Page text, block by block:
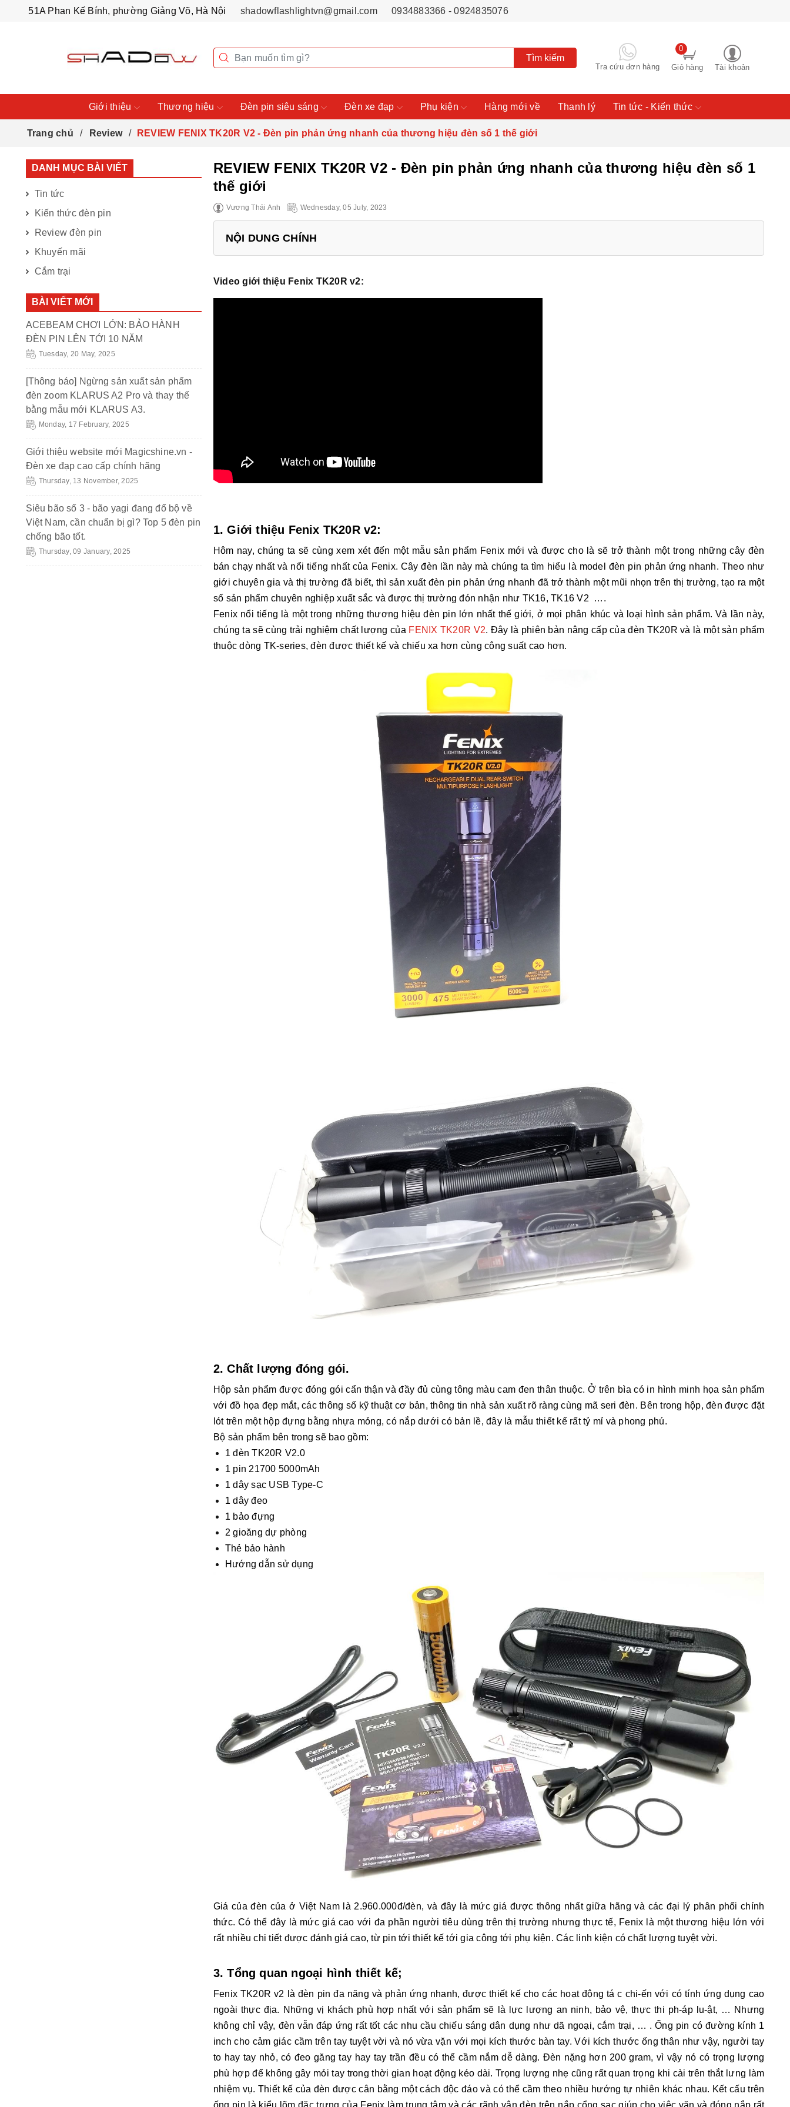
51A Phan Kế Bính, phường Giảng Võ, Hà Nội shadowflashlightvn@gmail.com 0934883366 - 0924835076
Tìm kiếm
Tài khoản
0
Giỏ hàng
Tra cứu đơn hàng
Giới thiệu Thương hiệu Đèn pin siêu sáng Đèn xe đạp Phụ kiện Hàng mới về Thanh lý Tin tức - Kiến thức
Trang chủ Review REVIEW FENIX TK20R V2 - Đèn pin phản ứng nhanh của thương hiệu đèn số 1 thế giới
DANH MỤC BÀI VIẾT
Tin tức
Kiến thức đèn pin
Review đèn pin
Khuyến mãi
Cắm trại
BÀI VIẾT MỚI
ACEBEAM CHƠI LỚN: BẢO HÀNH
ĐÈN PIN LÊN TỚI 10 NĂM
Tuesday, 20 May, 2025
[Thông báo] Ngừng sản xuất sản phẩm
đèn zoom KLARUS A2 Pro và thay thế
bằng mẫu mới KLARUS A3.
Monday, 17 February, 2025
Giới thiệu website mới Magicshine.vn -
Đèn xe đạp cao cấp chính hãng
Thursday, 13 November, 2025
Siêu bão số 3 - bão yagi đang đổ bộ về
Việt Nam, cần chuẩn bị gì? Top 5 đèn pin
chống bão tốt.
Thursday, 09 January, 2025
REVIEW FENIX TK20R V2 - Đèn pin phản ứng nhanh của thương hiệu đèn số 1
thế giới
Vương Thái Anh Wednesday, 05 July, 2023
NỘI DUNG CHÍNH
Video giới thiệu Fenix TK20R v2:
1. Giới thiệu Fenix TK20R v2:
Hôm nay, chúng ta sẽ cùng xem xét đến một mẫu sản phẩm Fenix ​​mới và được cho là sẽ trở thành một trong những cây đèn
bán chạy nhất và nổi tiếng nhất của Fenix. Cây đèn lần này mà chúng ta tìm hiểu là model đèn pin phản ứng nhanh. Theo như
giới chuyên gia và thị trường đã biết, thì sản xuất đèn pin phản ứng nhanh đã trở thành một mũi nhọn trên thị trường, tạo ra một
số sản phẩm chuyên nghiệp xuất sắc và được thị trường đón nhận như TK16, TK16 V2 ….
Fenix nổi tiếng là một trong những thương hiệu đèn pin lớn nhất thế giới, ở mọi phân khúc và loại hình sản phẩm. Và lần này,
chúng ta sẽ cùng trải nghiệm chất lượng của FENIX TK20R V2. Đây là phiên bản nâng cấp của đèn TK20R và là một sản phẩm
thuộc dòng TK-series, đèn được thiết kế và chiếu xa hơn cùng công suất cao hơn.
2. Chất lượng đóng gói.
Hộp sản phẩm được đóng gói cẩn thận và đầy đủ cùng tông màu cam đen thân thuộc. Ở trên bìa có in hình minh họa sản phẩm
với đồ họa đẹp mắt, các thông số kỹ thuật cơ bản, thông tin nhà sản xuất rõ ràng cùng mã seri đèn. Bên trong hộp, đèn được đặt
lót trên một hộp đựng bằng nhựa mỏng, có nắp dưới có bản lề, đây là mẫu thiết kế rất tỷ mỉ và phong phú.
Bộ sản phẩm bên trong sẽ bao gồm:
1 đèn TK20R V2.0
1 pin 21700 5000mAh
1 dây sạc USB Type-C
1 dây đeo
1 bảo đựng
2 gioăng dự phòng
Thẻ bảo hành
Hướng dẫn sử dụng
Giá của đèn của ở Việt Nam là 2.960.000đ/đèn, và đây là mức giá được thông nhất giữa hãng và các đại lý phân phối chính
thức. Có thể đây là mức giá cao với đa phần người tiêu dùng trên thị trường nhưng thực tế, Fenix là một thương hiệu lớn với
rất nhiều chi tiết được đánh giá cao, từ pin tới thiết kế tới gia công tới phụ kiện. Các linh kiện có chất lượng tuyệt vời.
3. Tổng quan ngoại hình thiết kế;
Fenix ​​TK20R v2 là đèn pin đa năng và phản ứng nhanh, được thiết kế cho các hoạt động tá c chi-ến với có tính ứng dụng cao
ngoài thực địa. Những vị khách phù hợp nhất với sản phẩm sẽ là lực lượng an ninh, bảo vệ, thực thi ph-áp lu-ật, … Nhưng
không chỉ vậy, đèn vẫn đáp ứng rất tốt các nhu cầu chiếu sáng dân dụng như dã ngoại, cắm trại, … . Ống pin có đường kính 1
inch cho cảm giác cầm trên tay tuyệt vời và nó vừa vặn với mọi kích thước bàn tay. Với kích thước ống thân như vậy, người tay
to hay tay nhỏ, có đeo găng tay hay tay trần đều có thể cầm nắm dễ dàng. Đèn nặng hơn 200 gram, vì vậy nó có trọng lượng
phù hợp để không gây mỏi tay trong thời gian hoạt động kéo dài. Trọng lượng nhẹ cũng rất quan trọng khi cài trên thắt lưng làm
nhiệm vụ. Thiết kế của đèn được cân bằng một cách độc đáo và có thể cầm theo nhiều hướng tự nhiên khác nhau. Kết cấu trên
ống pin là kiểu lõm đặc trưng của Fenix ​​làm trung tâm và các rãnh vân đèn trên nắp cổng sạc giúp cho việc vặn và đóng nắp rất